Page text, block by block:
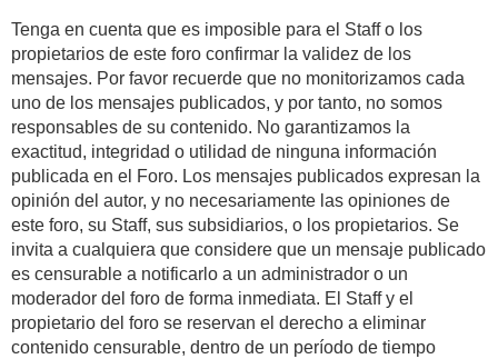
Tenga en cuenta que es imposible para el Staff o los
propietarios de este foro confirmar la validez de los
mensajes. Por favor recuerde que no monitorizamos cada
uno de los mensajes publicados, y por tanto, no somos
responsables de su contenido. No garantizamos la
exactitud, integridad o utilidad de ninguna información
publicada en el Foro. Los mensajes publicados expresan la
opinión del autor, y no necesariamente las opiniones de
este foro, su Staff, sus subsidiarios, o los propietarios. Se
invita a cualquiera que considere que un mensaje publicado
es censurable a notificarlo a un administrador o un
moderador del foro de forma inmediata. El Staff y el
propietario del foro se reservan el derecho a eliminar
contenido censurable, dentro de un período de tiempo